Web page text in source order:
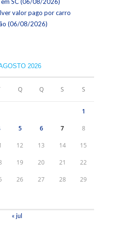
valor pago por carro
(06/08/2026)
2026
Q Q S S
1
5 6 7 8
12 13 14 15
19 20 21 22
26 27 28 29
« jul